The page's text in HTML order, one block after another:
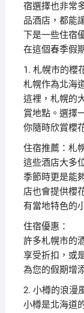
宿選擇也非常
品酒店，都能
下是一些住宿
在這個春季假
1. 札幌市的櫻
札幌作為北海
這裡，札幌的
賞地點。選擇
你隨時欣賞櫻
住宿推薦：札
這些酒店大多
季節時更是能
店也會提供櫻
有當地特色的
住宿優惠：
許多札幌市的
享受折扣，或
為您的假期增
2. 小樽的浪漫
小樽是北海道